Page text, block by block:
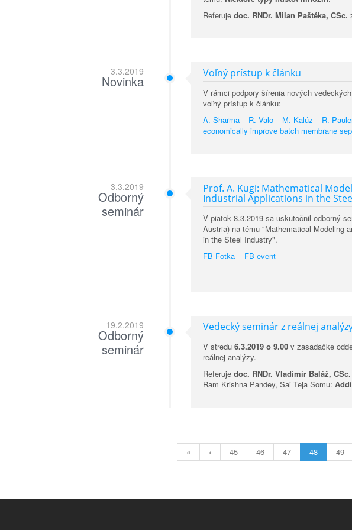
Referujedoc. RNDr. Milan Paštéka, CSc.
3.3.2019
Novinka Voľný prístup k článku
V rámci podpory šírenia nových
voľný prístup k článku:
A. Sharma – R. Valo – M. Kalúz – R.
economically improve batch membrane
3.3.2019
Odborný
seminár
Prof. A. Kugi: Mathematical
Industrial Applications in the
V piatok 8.3.2019 sa uskutočnil odborný
Austria) na tému "Mathematical Modeling
in the Steel Industry".
FB-Fotka
FB-event
19.2.2019
Odborný
seminár
Vedecký seminár z reálnej
V stredu6.3.2019 o 9.00 v zasadačke
reálnej analýzy.
Referujedoc. RNDr. Vladimír Baláž,
Ram Krishna Pandey, Sai Teja Somu:
« ‹ 45 46 47 48 49